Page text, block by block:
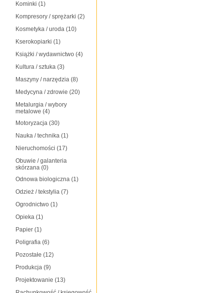
Kominki (1)
Kompresory / sprężarki (2)
Kosmetyka / uroda (10)
Kserokopiarki (1)
Książki / wydawnictwo (4)
Kultura / sztuka (3)
Maszyny / narzędzia (8)
Medycyna / zdrowie (20)
Metalurgia / wybory
metalowe (4)
Motoryzacja (30)
Nauka / technika (1)
Nieruchomości (17)
Obuwie / galanteria
skórzana (0)
Odnowa biologiczna (1)
Odzież / tekstylia (7)
Ogrodnictwo (1)
Opieka (1)
Papier (1)
Poligrafia (6)
Pozostałe (12)
Produkcja (9)
Projektowanie (13)